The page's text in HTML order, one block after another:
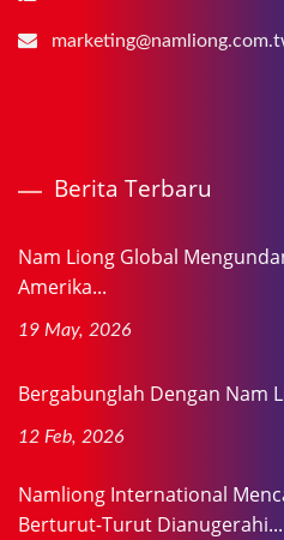
Berita Terbaru
Nam Liong Global
Amerika...
19 May, 2026
Bergabunglah Dengan Nam
12 Feb, 2026
Namliong International
Berturut-Turut Dianugerahi...